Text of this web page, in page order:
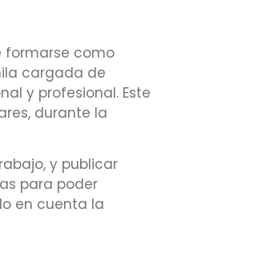
formarse como
cargada de
y profesional. Este
durante la
y publicar
para poder
en cuenta la